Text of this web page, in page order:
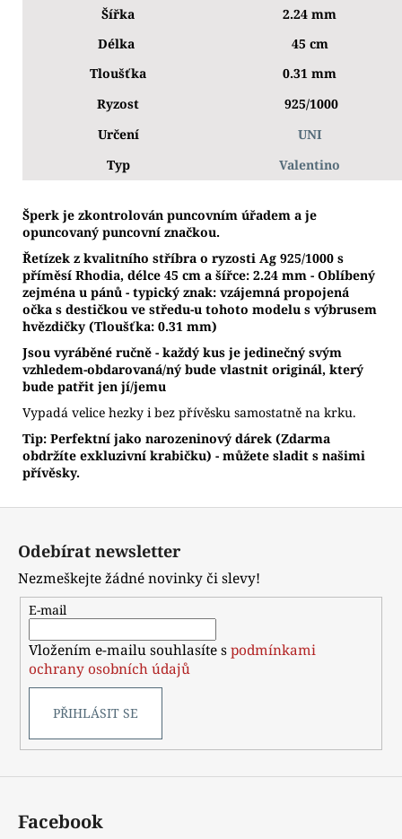
Šířka
2.24 mm
Délka
45 cm
Tloušťka
0.31 mm
Ryzost
925/1000
Určení
UNI
Typ
Valentino
Šperk je zkontrolován puncovním úřadem a je
opuncovaný puncovní značkou.
Řetízek z kvalitního stříbra o ryzosti Ag 925/1000 s
příměsí Rhodia, délce 45 cm a šířce: 2.24 mm - Oblíbený
zejména u pánů - typický znak: vzájemná propojená
očka s destičkou ve středu-u tohoto modelu s výbrusem
hvězdičky (Tloušťka: 0.31 mm)
Jsou vyráběné ručně - každý kus je jedinečný svým
vzhledem-obdarovaná/ný bude vlastnit originál, který
bude patřit jen jí/jemu
Vypadá velice hezky i bez přívěsku samostatně na krku.
Tip: Perfektní jako narozeninový dárek (Zdarma
obdržíte exkluzivní krabičku) - můžete sladit s našimi
přívěsky.
Z
Odebírat newsletter
Nezmeškejte žádné novinky či slevy!
E-mail
Vložením e-mailu souhlasíte spodmínkami
ochrany osobních údajů
PŘIHLÁSIT SE
Facebook